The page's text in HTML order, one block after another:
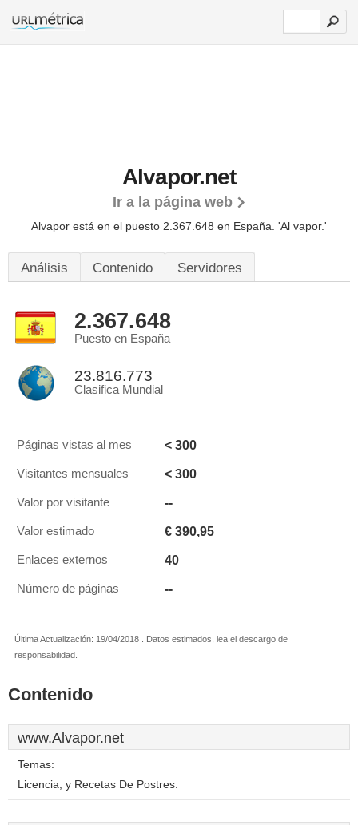
Alvapor.net
Ir a la página web
Alvapor está en el puesto 2.367.648 en España. 'Al vapor.'
Análisis Contenido Servidores
2.367.648
Puesto en España
23.816.773
Clasifica Mundial
Páginas vistas al mes < 300
Visitantes mensuales < 300
Valor por visitante --
Valor estimado € 390,95
Enlaces externos 40
Número de páginas --
Última Actualización: 19/04/2018 . Datos estimados, lea el descargo de
responsabilidad.
Contenido
www.Alvapor.net
Temas:
Licencia, y Recetas De Postres.